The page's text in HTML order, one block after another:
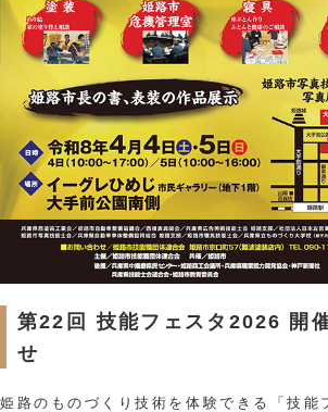
第22回 技能フェスタ2026 開
せ
姫路のものづくり技術を体験できる「技能
お問い合わせ
ご予約はこちらから
JAPANESE
ENGLISH